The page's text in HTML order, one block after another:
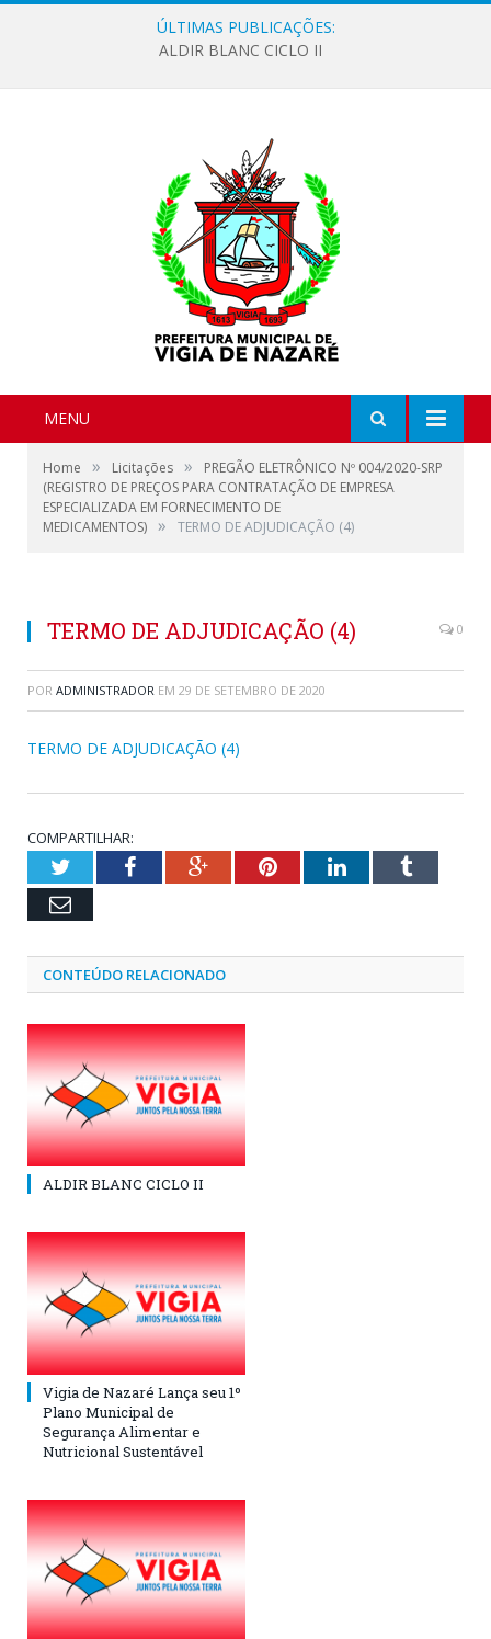
ÚLTIMAS PUBLICAÇÕES:
ALDIR BLANC CICLO II
MENU
Home » Licitações »
PREGÃO ELETRÔNICO Nº 004/2020-SRP
(REGISTRO DE PREÇOS PARA CONTRATAÇÃO DE EMPRESA
ESPECIALIZADA EM FORNECIMENTO DE
MEDICAMENTOS) » TERMO DE ADJUDICAÇÃO (4)
TERMO DE ADJUDICAÇÃO (4) 0
POR ADMINISTRADOR EM 29 DE SETEMBRO DE 2020
TERMO DE ADJUDICAÇÃO (4)
COMPARTILHAR:
TwitterFacebookGoogle+PinterestLinkedInTumblr
Email
CONTEÚDO RELACIONADO
ALDIR BLANC CICLO II
Vigia de Nazaré Lança seu 1º
Plano Municipal de
Segurança Alimentar e
Nutricional Sustentável